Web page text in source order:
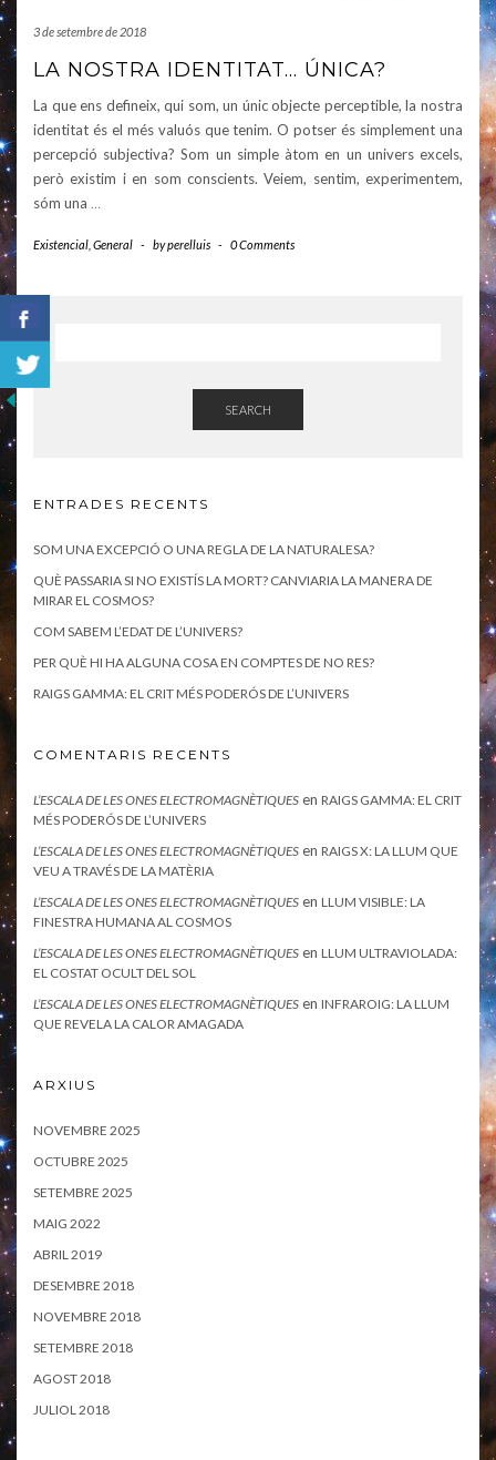
3 de setembre de 2018
LA NOSTRA IDENTITAT… ÚNICA?
La que ens defineix, qui som, un únic objecte perceptible, la nostra
identitat és el més valuós que tenim. O potser és simplement una
percepció subjectiva? Som un simple àtom en un univers excels,
però existim i en som conscients. Veiem, sentim, experimentem,
sóm una …
Existencial General - byperelluis - 0 Comments
SEARCH
ENTRADES RECENTS
SOM UNA EXCEPCIÓ O UNA REGLA DE LA NATURALESA?
QUÈ PASSARIA SI NO EXISTÍS LA MORT? CANVIARIA LA MANERA DE
MIRAR EL COSMOS?
COM SABEM L’EDAT DE L’UNIVERS?
PER QUÈ HI HA ALGUNA COSA EN COMPTES DE NO RES?
RAIGS GAMMA: EL CRIT MÉS PODERÓS DE L’UNIVERS
COMENTARIS RECENTS
L’ESCALA DE LES ONES ELECTROMAGNÈTIQUES en RAIGS GAMMA: EL CRIT
MÉS PODERÓS DE L’UNIVERS
L’ESCALA DE LES ONES ELECTROMAGNÈTIQUES en RAIGS X: LA LLUM QUE
VEU A TRAVÉS DE LA MATÈRIA
L’ESCALA DE LES ONES ELECTROMAGNÈTIQUES en LLUM VISIBLE: LA
FINESTRA HUMANA AL COSMOS
L’ESCALA DE LES ONES ELECTROMAGNÈTIQUES en LLUM ULTRAVIOLADA:
EL COSTAT OCULT DEL SOL
L’ESCALA DE LES ONES ELECTROMAGNÈTIQUES en INFRAROIG: LA LLUM
QUE REVELA LA CALOR AMAGADA
ARXIUS
NOVEMBRE 2025
OCTUBRE 2025
SETEMBRE 2025
MAIG 2022
ABRIL 2019
DESEMBRE 2018
NOVEMBRE 2018
SETEMBRE 2018
AGOST 2018
JULIOL 2018